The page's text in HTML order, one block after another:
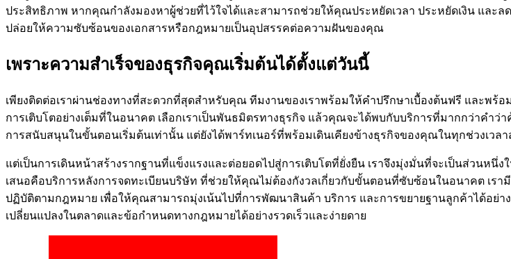
ประสิทธิภาพ หากคุณกำลังมองหาผู้ช่วยที่ไว้ใจได้และสามารถช่วยให้คุณประหยัดเวลา ประหยัดเงิน และ
ปล่อยให้ความซับซ้อนของเอกสารหรือกฎหมายเป็นอุปสรรคต่อความฝันของคุณ
เพราะความสำเร็จของธุรกิจคุณเริ่มต้นได้ตั้งแต่วันนี้
เพียงติดต่อเราผ่านช่องทางที่สะดวกที่สุดสำหรับคุณ ทีมงานของเราพร้อมให้คำปรึกษาเบื้องต้นฟรี และพ
การเติบโตอย่างเต็มที่ในอนาคต เลือกเราเป็นพันธมิตรทางธุรกิจ แล้วคุณจะได้พบกับบริการที่มากกว่าคำ
การสนับสนุนในขั้นตอนเริ่มต้นเท่านั้น แต่ยังได้พาร์ทเนอร์ที่พร้อมเดินเคียงข้างธุรกิจของคุณในทุกช่วงเวล
แต่เป็นการเดินหน้าสร้างรากฐานที่แข็งแรงและต่อยอดไปสู่การเติบโตที่ยั่งยืน เราจึงมุ่งมั่นที่จะเป็นส่วนห
เสนอคือบริการหลังการจดทะเบียนบริษัท ที่ช่วยให้คุณไม่ต้องกังวลเกี่ยวกับขั้นตอนที่ซับซ้อนในอนาคต เร
ปฏิบัติตามกฎหมาย เพื่อให้คุณสามารถมุ่งเน้นไปที่การพัฒนาสินค้า บริการ และการขยายฐานลูกค้าได้อย่า
เปลี่ยนแปลงในตลาดและข้อกำหนดทางกฎหมายได้อย่างรวดเร็วและง่ายดาย